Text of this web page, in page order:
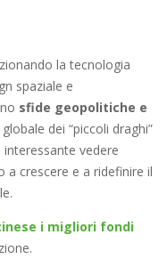
la tecnologia
spaziale e
sfide geopolitiche e
dei “piccoli draghi”
vedere
a crescere e a ridefinire il
i migliori fondi